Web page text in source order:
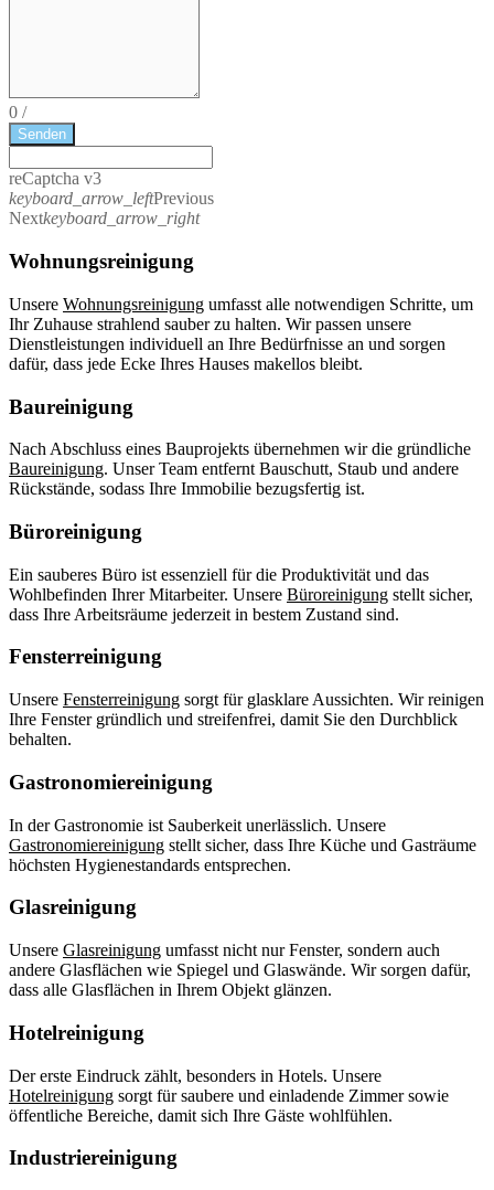
0 /
Senden
reCaptcha v3
keyboard_arrow_leftPrevious
Nextkeyboard_arrow_right
Wohnungsreinigung
Unsere Wohnungsreinigung umfasst alle notwendigen Schritte, um
Ihr Zuhause strahlend sauber zu halten. Wir passen unsere
Dienstleistungen individuell an Ihre Bedürfnisse an und sorgen
dafür, dass jede Ecke Ihres Hauses makellos bleibt.
Baureinigung
Nach Abschluss eines Bauprojekts übernehmen wir die gründliche
Baureinigung. Unser Team entfernt Bauschutt, Staub und andere
Rückstände, sodass Ihre Immobilie bezugsfertig ist.
Büroreinigung
Ein sauberes Büro ist essenziell für die Produktivität und das
Wohlbefinden Ihrer Mitarbeiter. Unsere Büroreinigung stellt sicher,
dass Ihre Arbeitsräume jederzeit in bestem Zustand sind.
Fensterreinigung
Unsere Fensterreinigung sorgt für glasklare Aussichten. Wir reinigen
Ihre Fenster gründlich und streifenfrei, damit Sie den Durchblick
behalten.
Gastronomiereinigung
In der Gastronomie ist Sauberkeit unerlässlich. Unsere
Gastronomiereinigung stellt sicher, dass Ihre Küche und Gasträume
höchsten Hygienestandards entsprechen.
Glasreinigung
Unsere Glasreinigung umfasst nicht nur Fenster, sondern auch
andere Glasflächen wie Spiegel und Glaswände. Wir sorgen dafür,
dass alle Glasflächen in Ihrem Objekt glänzen.
Hotelreinigung
Der erste Eindruck zählt, besonders in Hotels. Unsere
Hotelreinigung sorgt für saubere und einladende Zimmer sowie
öffentliche Bereiche, damit sich Ihre Gäste wohlfühlen.
Industriereinigung